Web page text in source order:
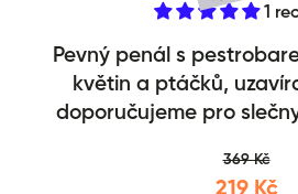
Školní penál etue
1
Pevný penál s
květin a ptáčků,
doporučujeme pro
369 Kč
219 Kč